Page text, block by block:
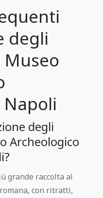
degli
degli
Archeologico
grande raccolta al
con ritratti,